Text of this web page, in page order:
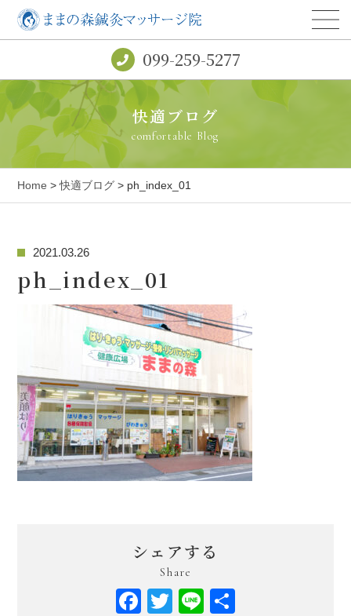
099-259-5277
快適ブログ
comfortable Blog
Home >快適ブログ > ph_index_01
2021.03.26
ph_index_01
シェアする
Share
Facebook
Twitter
Line